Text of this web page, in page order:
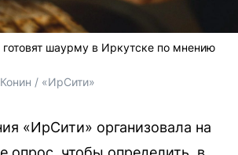
шаурму в Иркутске по мнению
/ «ИрСити»
«ИрСити» организовала на